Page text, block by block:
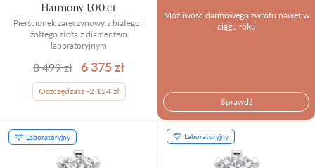
Pierścionek zaręczynowy z białego i
żółtego złota z diamentem
laboratoryjnym
Harmony 1,00 ct
8 499 zł 6 375 zł
Oszczędzasz -2 124 zł
Możliwość darmowego zwrotu nawet w
ciągu roku
Sprawdź
Laboratoryjny Laboratoryjny